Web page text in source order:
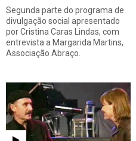
Segunda parte do programa de
divulgação social apresentado
por Cristina Caras Lindas, com
entrevista a Margarida Martins,
Associação Abraço.